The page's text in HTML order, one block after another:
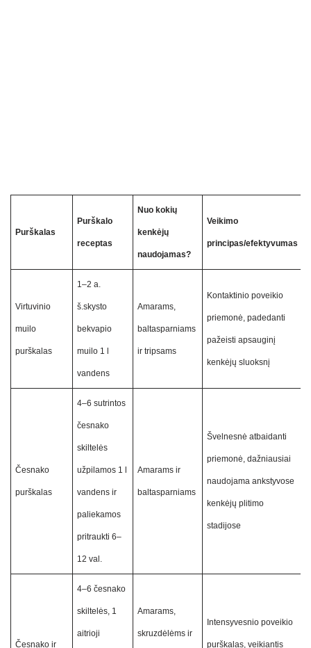
Purškalas
Purškalo
receptas
Nuo kokių
kenkėjų
naudojamas?
Veikimo
principas/efektyvumas
Virtuvinio
muilo
purškalas
1–2 a.
š.skysto
bekvapio
muilo 1 l
vandens
Amarams,
baltasparniams
ir tripsams
Kontaktinio poveikio
priemonė, padedanti
pažeisti apsauginį
kenkėjų sluoksnį
Česnako
purškalas
4–6 sutrintos
česnako
skiltelės
užpilamos 1 l
vandens ir
paliekamos
pritraukti 6–
12 val.
Amarams ir
baltasparniams
Švelnesnė atbaidanti
priemonė, dažniausiai
naudojama ankstyvose
kenkėjų plitimo
stadijose
Česnako ir
4–6 česnako
skiltelės, 1
aitrioji
Amarams,
skruzdėlėms ir
Intensyvesnio poveikio
purškalas, veikiantis